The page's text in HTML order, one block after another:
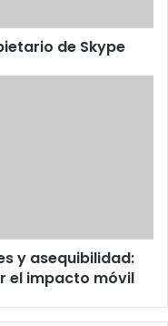
de Skype
y asequibilidad:
el impacto móvil